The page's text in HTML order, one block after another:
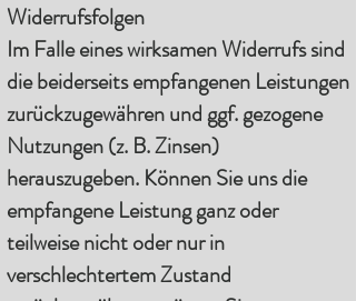
Widerrufsfolgen
Im Falle eines wirksamen Widerrufs sind
die beiderseits empfangenen Leistungen
zurückzugewähren und ggf. gezogene
Nutzungen (z. B. Zinsen)
herauszugeben. Können Sie uns die
empfangene Leistung ganz oder
teilweise nicht oder nur in
verschlechtertem Zustand